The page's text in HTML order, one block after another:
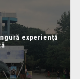
experiență